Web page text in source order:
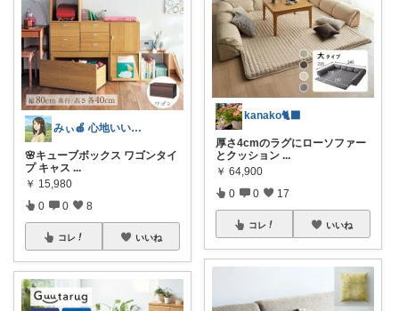
みぃ🍎 心地いい暮らし
🌸キューブボックス ワゴンタイ
プ キャス ...
￥ 15,980
0 0 8
コレ いいね
kanako🐈‍⬛
厚さ4cmのラグにローソファー
とクッション ...
￥ 64,900
0 0 17
コレ いいね